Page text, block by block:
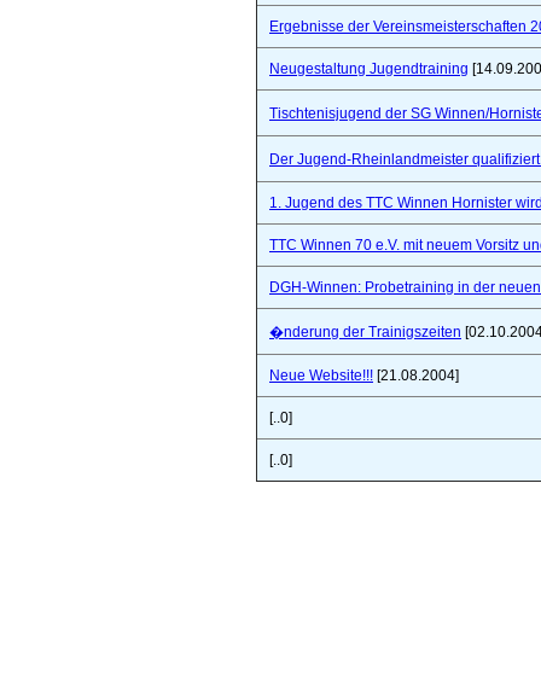
Ergebnisse der Vereinsmeisterschaften
Neugestaltung Jugendtraining
Tischtenisjugend der SG Winnen/
Der Jugend-Rheinlandmeister
1. Jugend des TTC Winnen Hornister
TTC Winnen 70 e.V. mit neuem Vorsitz
DGH-Winnen: Probetraining in der
�nderung der Trainigszeiten
Neue Website!!! [21.08.2004]
[..0]
[..0]